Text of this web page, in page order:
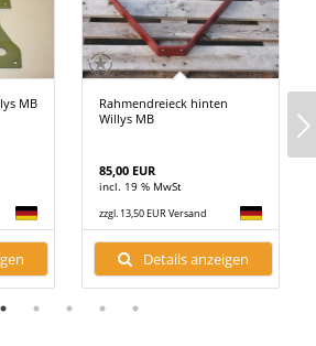
MB
Rahmendreieck hinten
Willys MB
85,00 EUR
incl. 19 % MwSt
zzgl. 13,50 EUR Versand
Details anzeigen